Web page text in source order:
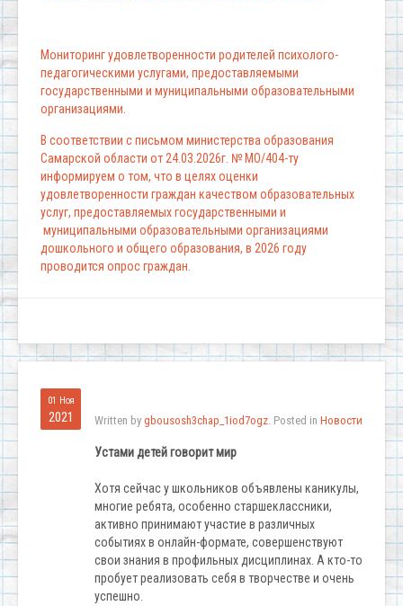
Мониторинг удовлетворенности родителей психолого-
педагогическими услугами, предоставляемыми
государственными и муниципальными образовательными
организациями.
В соответствии с письмом министерства образования
Самарской области от 24.03.2026г. № МО/404-ту
информируем о том, что в целях оценки
удовлетворенности граждан качеством образовательных
услуг, предоставляемых государственными и
муниципальными образовательными организациями
дошкольного и общего образования, в 2026 году
проводится опрос граждан.
01 Ноя
2021 Written by gbousosh3chap_1iod7ogz. Posted in Новости
Устами детей говорит мир
Хотя сейчас у школьников объявлены каникулы,
многие ребята, особенно старшеклассники,
активно принимают участие в различных
событиях в онлайн-формате, совершенствуют
свои знания в профильных дисциплинах. А кто-то
пробует реализовать себя в творчестве и очень
успешно.